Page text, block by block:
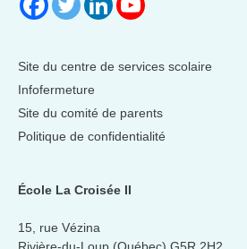
Site du centre de services scolaire
Infofermeture
Site du comité de parents
Politique de confidentialité
École La Croisée II
15, rue Vézina
Rivière-du-Loup (Québec) G5R 2H2